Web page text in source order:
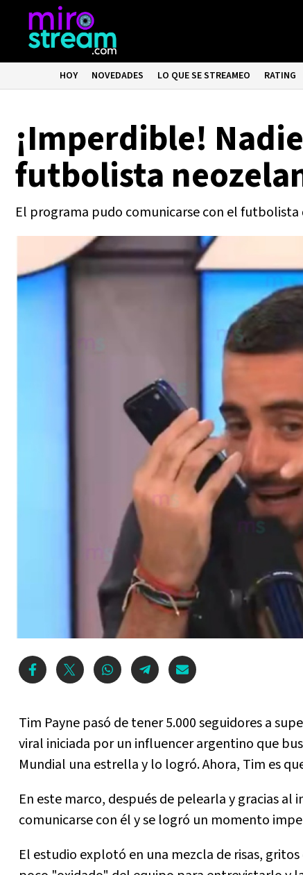
HOY NOVEDADES LO QUE SE STREAMEO RATING
¡Imperdible!
futbolista
El programa pudo comunicarse con el futbolista
Tim Payne pasó de tener 5.000 seguidores a
viral iniciada por un influencer argentino que
Mundial una estrella y lo logró. Ahora, Tim es
En este marco, después de pelearla y gracias al
comunicarse con él y se logró un momento
El estudio explotó en una mezcla de risas,